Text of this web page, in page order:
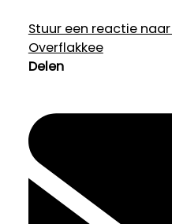
Stuur een reactie
Overflakkee
Delen